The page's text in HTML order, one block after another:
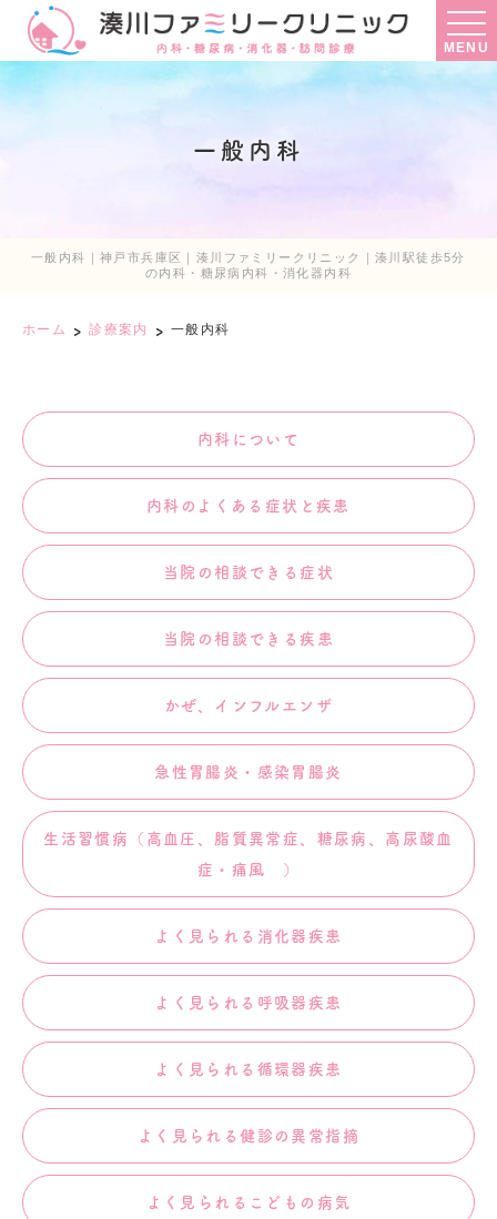
MENU
一般内科
一般内科｜神戸市兵庫区｜湊川ファミリークリニック｜湊川駅徒歩5分
の内科・糖尿病内科・消化器内科
ホーム 診療案内 一般内科
内科について
内科のよくある症状と疾患
当院の相談できる症状
当院の相談できる疾患
かぜ、インフルエンザ
急性胃腸炎・感染胃腸炎
生活習慣病（高血圧、脂質異常症、糖尿病、高尿酸血
症・痛風 ）
よく見られる消化器疾患
よく見られる呼吸器疾患
よく見られる循環器疾患
よく見られる健診の異常指摘
よく見られるこどもの病気